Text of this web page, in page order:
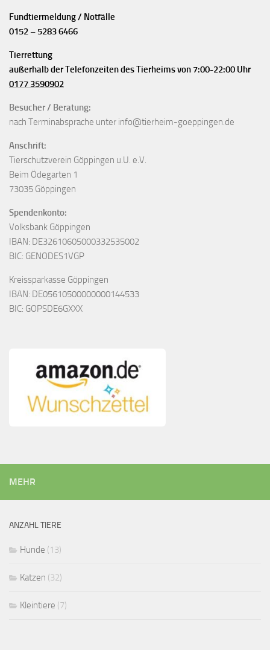
Fundtiermeldung / Notfälle
0152 – 5283 6466
Tierrettung
außerhalb der Telefonzeiten des Tierheims von 7:00-22:00 Uhr
0177 3590902
Besucher / Beratung:
nach Terminabsprache unter info@tierheim-goeppingen.de
Anschrift:
Tierschutzverein Göppingen u.U. e.V.
Beim Ödegarten 1
73035 Göppingen
Spendenkonto:
Volksbank Göppingen
IBAN: DE32610605000332535002
BIC: GENODES1VGP
Kreissparkasse Göppingen
IBAN: DE05610500000000144533
BIC: GOPSDE6GXXX
MEHR
ANZAHL TIERE
Hunde (13)
Katzen (32)
Kleintiere (7)